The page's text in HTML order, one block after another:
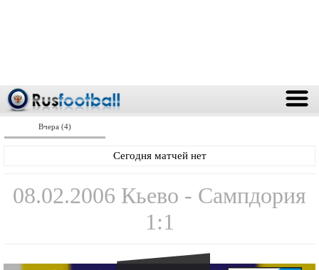
Вчера (4)
Сегодня матчей нет
08.02.2006 Кьево - Сампдория
1:1